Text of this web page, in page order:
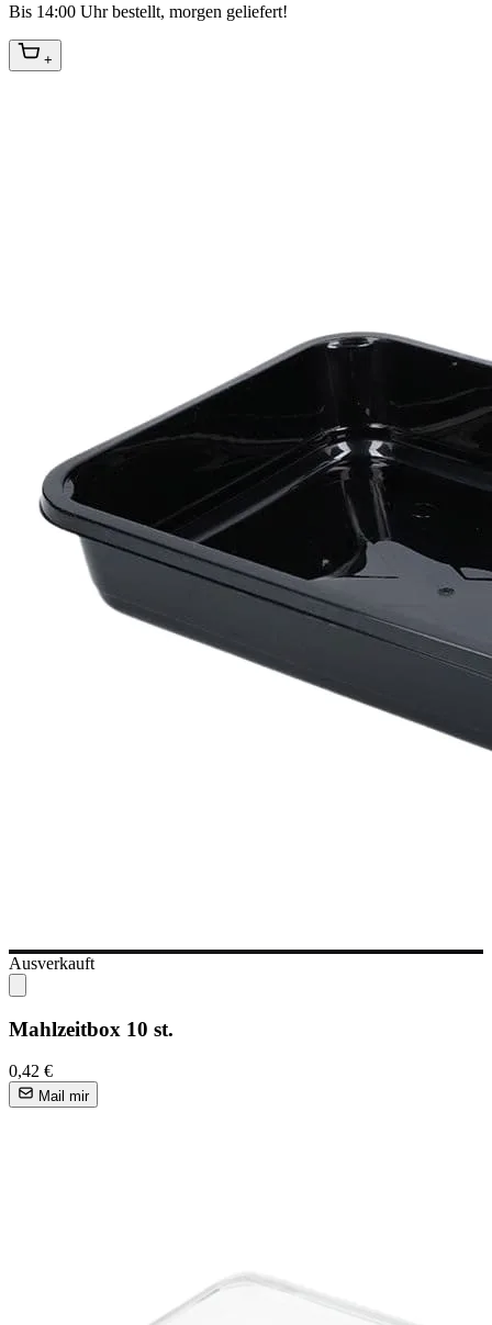
Bis 14:00 Uhr bestellt, morgen geliefert!
+
Ausverkauft
Mahlzeitbox 10 st.
0,42 €
Mail mir